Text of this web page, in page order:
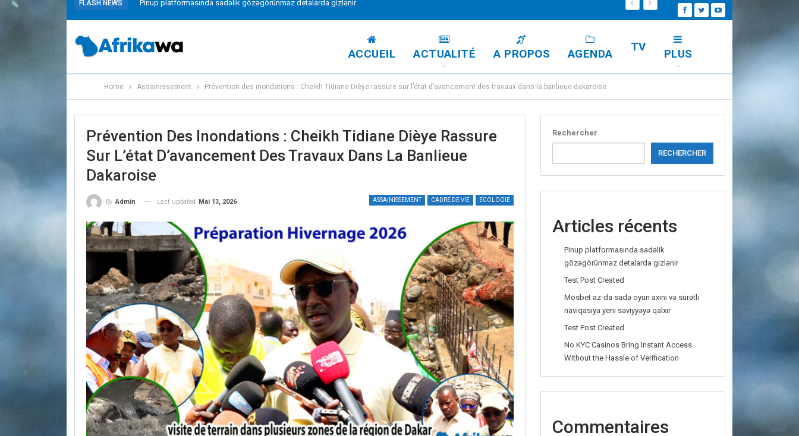
FLASH NEWS Pinup platformasında sadəlik gözəgörünməz detalarda gizlənir
ACCUEIL ACTUALITÉ A PROPOS AGENDA
TV
PLUS
Home Assainissement Prévention des inondations : Cheikh Tidiane Dièye rassure sur l’état d’avancement des travaux dans la banlieue dakaroise
Prévention Des Inondations : Cheikh Tidiane Dièye Rassure
Sur L’état D’avancement Des Travaux Dans La Banlieue
Dakaroise
ASSAINISSEMENT CADRE DE VIE ECOLOGIE
By Admin Last updated Mai 13, 2026
Rechercher
RECHERCHER
Articles récents
Pinup platformasında sadəlik
gözəgörünməz detalarda gizlənir
Test Post Created
Mosbet az-da sadə oyun axını və sürətli
naviqasiya yeni səviyyəyə qalxır
Test Post Created
No KYC Casinos Bring Instant Access
Without the Hassle of Verification
Commentaires